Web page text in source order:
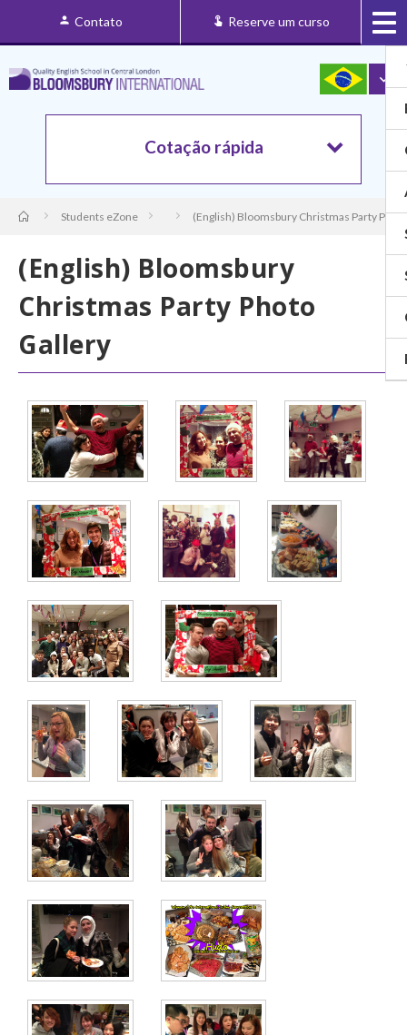
Contato Reserve um curso
Cotação rápida
Students eZone (English) Bloomsbury Christmas Party
(English) Bloomsbury
Christmas Party Photo
Gallery